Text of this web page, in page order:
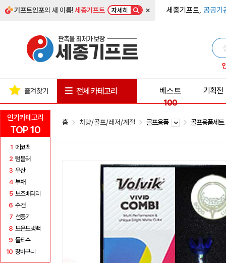
기프트인포의 새 이름!세종기프트 자세히 × 세종기프트, 공공기
인기카테고리
TOP 10
1 에코백
2 텀블러
3 우산
4 부채
5 보조배터리
6 수건
7 선풍기
8 보온보냉백
9 물티슈
10 장바구니
즐겨찾기 전체 카테고리
베스트
100
기획전
홈 차량/골프/레저/계절 골프용품 골프용품세